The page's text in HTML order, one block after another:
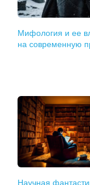
Мифология и ее
на современную
Научная